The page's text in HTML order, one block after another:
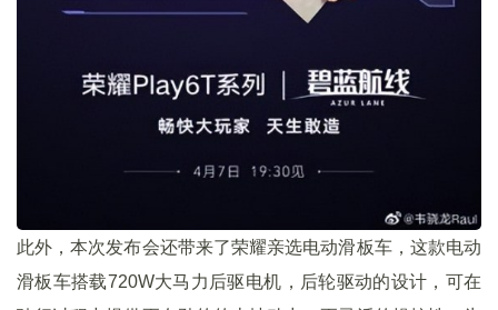
此外，本次发布会还带来了荣耀亲选电动滑板车，这款电动
滑板车搭载720W大马力后驱电机，后轮驱动的设计，可在